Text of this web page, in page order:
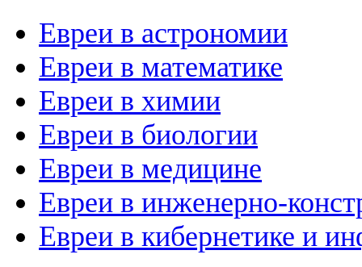
Евреи в астрономии
Евреи в математике
Евреи в химии
Евреи в биологии
Евреи в медицине
Евреи в инженерно-
Евреи в кибернетике и